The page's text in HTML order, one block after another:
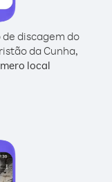
discagem do
da Cunha,
local